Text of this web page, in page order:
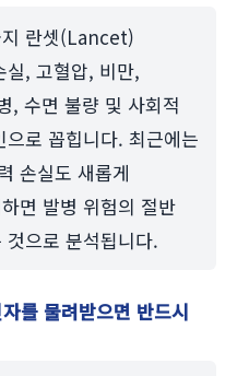
란셋(Lancet)
실, 고혈압, 비만,
, 수면 불량 및 사회적
로 꼽힙니다. 최근에는
손실도 새롭게
면 발병 위험의 절반
으로 분석됩니다.
를 물려받으면 반드시